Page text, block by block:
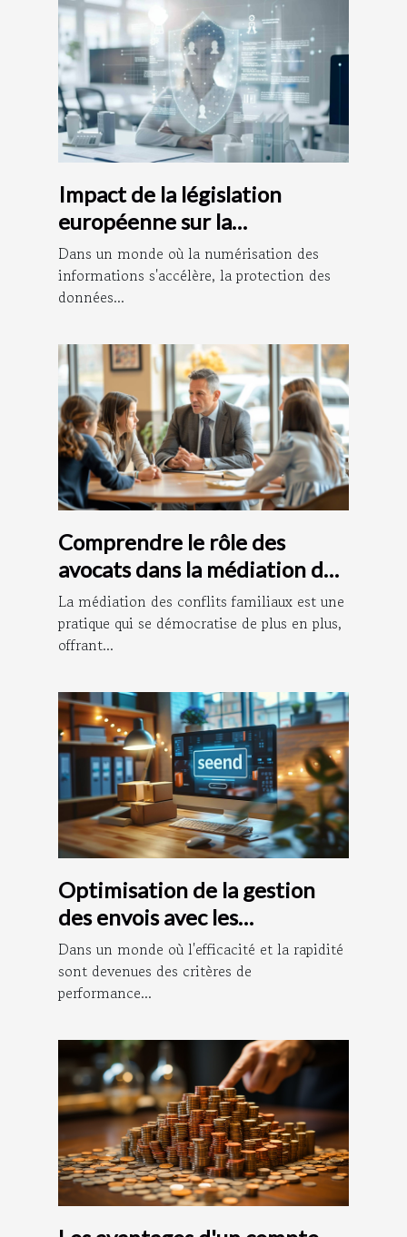
Impact de la législation
européenne sur la
confidentialité des données
personnelles
Dans un monde où la numérisation des
informations s'accélère, la protection des
données...
Comprendre le rôle des
avocats dans la médiation des
conflits familiaux
La médiation des conflits familiaux est une
pratique qui se démocratise de plus en plus,
offrant...
Optimisation de la gestion
des envois avec les
plateformes
d'affranchissement en ligne
Dans un monde où l'efficacité et la rapidité
sont devenues des critères de
performance...